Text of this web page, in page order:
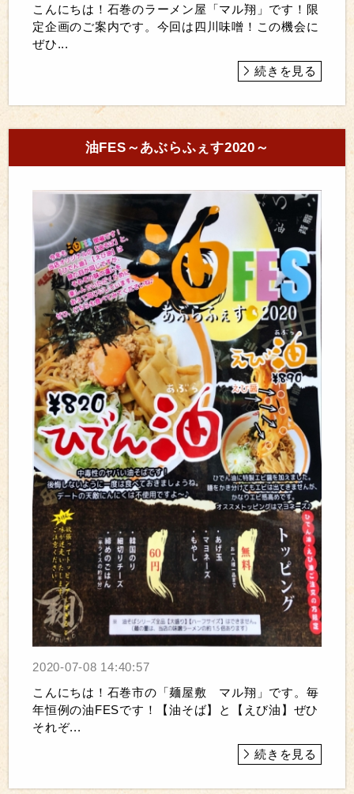
こんにちは！石巻のラーメン屋「マル翔」です！限
定企画のご案内です。今回は四川味噌！この機会に
ぜひ...
続きを見る
油FES～あぶらふぇす2020～
2020-07-08 14:40:57
こんにちは！石巻市の「麺屋敷 マル翔」です。毎
年恒例の油FESです！【油そば】と【えび油】ぜひ
それぞ...
続きを見る